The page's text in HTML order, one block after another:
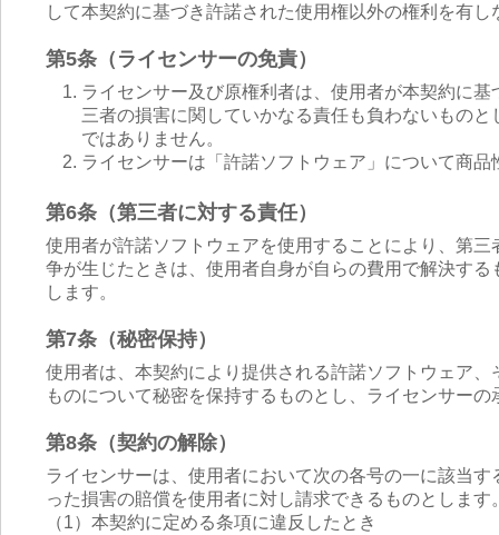
して本契約に基づき許諾された使用権以外の権利を有し
第5条（ライセンサーの免責）
ライセンサー及び原権利者は、使用者が本契約に
三者の損害に関していかなる責任も負わないもの
ではありません。
ライセンサーは「許諾ソフトウェア」について商
第6条（第三者に対する責任）
使用者が許諾ソフトウェアを使用することにより、第
争が生じたときは、使用者自身が自らの費用で解決す
します。
第7条（秘密保持）
使用者は、本契約により提供される許諾ソフトウェア
ものについて秘密を保持するものとし、ライセンサー
第8条（契約の解除）
ライセンサーは、使用者において次の各号の一に該当
った損害の賠償を使用者に対し請求できるものとします
（1）本契約に定める条項に違反したとき